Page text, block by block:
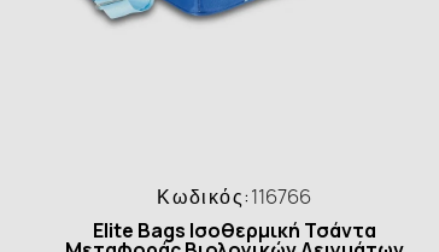
Κωδικός:116766
Elite Bags Ισοθερμική Τσάντα